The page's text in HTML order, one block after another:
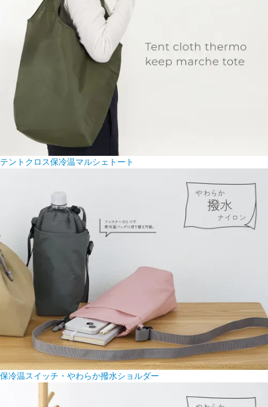
テントクロス保冷温マルシェトート
保冷温スイッチ・やわらか撥水ショルダー